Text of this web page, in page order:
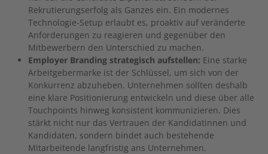
Rekrutierungserfolg als Ganzes ein. Ein modernes
Technologie-Setup erlaubt es, proaktiv auf veränderte
Anforderungen zu reagieren und gegenüber den
Mitbewerbern den Unterschied zu machen.
Employer Branding strategisch aufstellen: Eine starke
Arbeitgebermarke ist der Schlüssel, um sich von der
Konkurrenz abzuheben. Unternehmen sollten deshalb
eine klare Positionierung entwickeln und diese über alle
Touchpoints hinweg konsistent kommunizieren. Dies
stärkt nicht nur das Vertrauen der Kandidatinnen und
Kandidaten, sondern bindet auch bestehende
Mitarbeitende langfristig ans Unternehmen.